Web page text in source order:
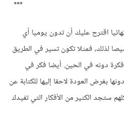
اقترح عليك أن تدون يوميا أي
لذلك، فمثلا تكون تسير في الطريق
دونه في الحين. أيضا فكر في
بغرض العودة لاحقا إليها للكتابة عن
ستجد الكثير من الأفكار التي تفيدك